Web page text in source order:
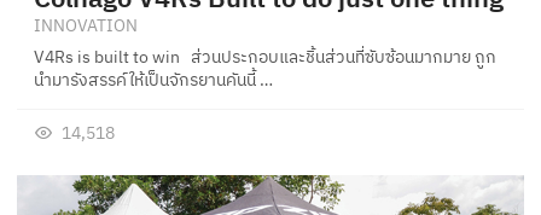
INNOVATION
V4Rs is built to win ส่วนประกอบและชิ้นส่วนที่ซับซ้อนมากมาย ถูก
นำมารังสรรค์ให้เป็นจักรยานคันนี้ …
14,518